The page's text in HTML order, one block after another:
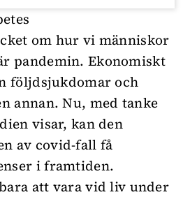
om hur vi människor
pandemin. Ekonomiskt
följdsjukdomar och
annan. Nu, med tanke
visar, kan den
av covid-fall få
i framtiden.
att vara vid liv under